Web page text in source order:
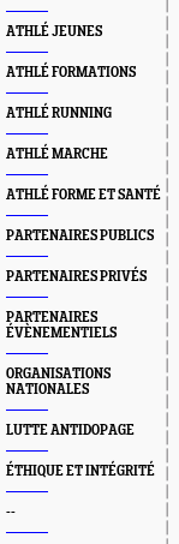
ATHLÉ JEUNES
ATHLÉ FORMATIONS
ATHLÉ RUNNING
ATHLÉ MARCHE
ATHLÉ FORME ET SANTÉ
PARTENAIRES PUBLICS
PARTENAIRES PRIVÉS
PARTENAIRES
ÉVÈNEMENTIELS
ORGANISATIONS
NATIONALES
LUTTE ANTIDOPAGE
ÉTHIQUE ET INTÉGRITÉ
--